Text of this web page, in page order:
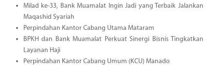
Milad ke-33, Bank Muamalat Ingin Jadi yang Terbaik Jalankan
Maqashid Syariah
Perpindahan Kantor Cabang Utama Mataram
BPKH dan Bank Muamalat Perkuat Sinergi Bisnis Tingkatkan
Layanan Haji
Perpindahan Kantor Cabang Umum (KCU) Manado